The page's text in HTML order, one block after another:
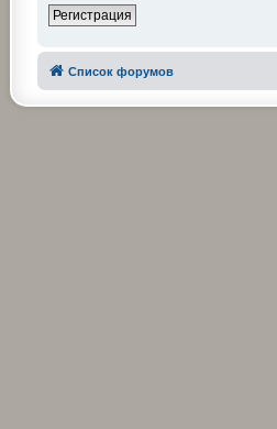
Регистрация
Список форумов